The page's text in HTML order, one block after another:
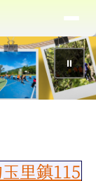
⏸
鎮115年